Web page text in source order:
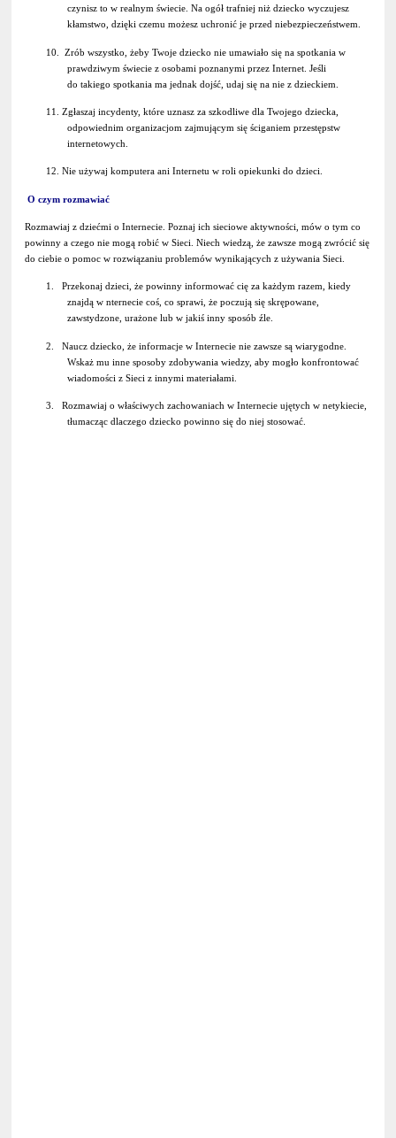
czynisz to w realnym świecie. Na ogół trafniej niż dziecko wyczujesz
kłamstwo, dzięki czemu możesz uchronić je przed niebezpieczeństwem.
10. Zrób wszystko, żeby Twoje dziecko nie umawiało się na spotkania w
prawdziwym świecie z osobami poznanymi przez Internet. Jeśli
do takiego spotkania ma jednak dojść, udaj się na nie z dzieckiem.
11. Zgłaszaj incydenty, które uznasz za szkodliwe dla Twojego dziecka,
odpowiednim organizacjom zajmującym się ściganiem przestępstw
internetowych.
12. Nie używaj komputera ani Internetu w roli opiekunki do dzieci.
O czym rozmawiać
Rozmawiaj z dziećmi o Internecie. Poznaj ich sieciowe aktywności, mów o tym co
powinny a czego nie mogą robić w Sieci. Niech wiedzą, że zawsze mogą zwrócić się
do ciebie o pomoc w rozwiązaniu problemów wynikających z używania Sieci.
1. Przekonaj dzieci, że powinny informować cię za każdym razem, kiedy
znajdą w nternecie coś, co sprawi, że poczują się skrępowane,
zawstydzone, urażone lub w jakiś inny sposób źle.
2. Naucz dziecko, że informacje w Internecie nie zawsze są wiarygodne.
Wskaż mu inne sposoby zdobywania wiedzy, aby mogło konfrontować
wiadomości z Sieci z innymi materiałami.
3. Rozmawiaj o właściwych zachowaniach w Internecie ujętych w netykiecie,
tłumacząc dlaczego dziecko powinno się do niej stosować.